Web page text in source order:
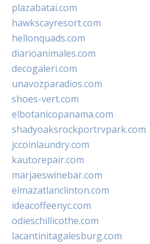
plazabatai.com
hawkscayresort.com
hellonquads.com
diarioanimales.com
decogaleri.com
unavozparadios.com
shoes-vert.com
elbotanicopanama.com
shadyoaksrockportrvpark.com
jccoinlaundry.com
kautorepair.com
marjaeswinebar.com
elmazatlanclinton.com
ideacoffeenyc.com
odieschillicothe.com
lacantinitagalesburg.com